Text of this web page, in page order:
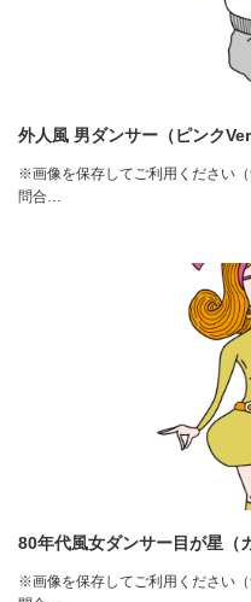
外人風 男ダンサー（ピンクVer
※画像を保存してご利用ください
問合…
80年代風女ダンサー目が星（
※画像を保存してご利用ください